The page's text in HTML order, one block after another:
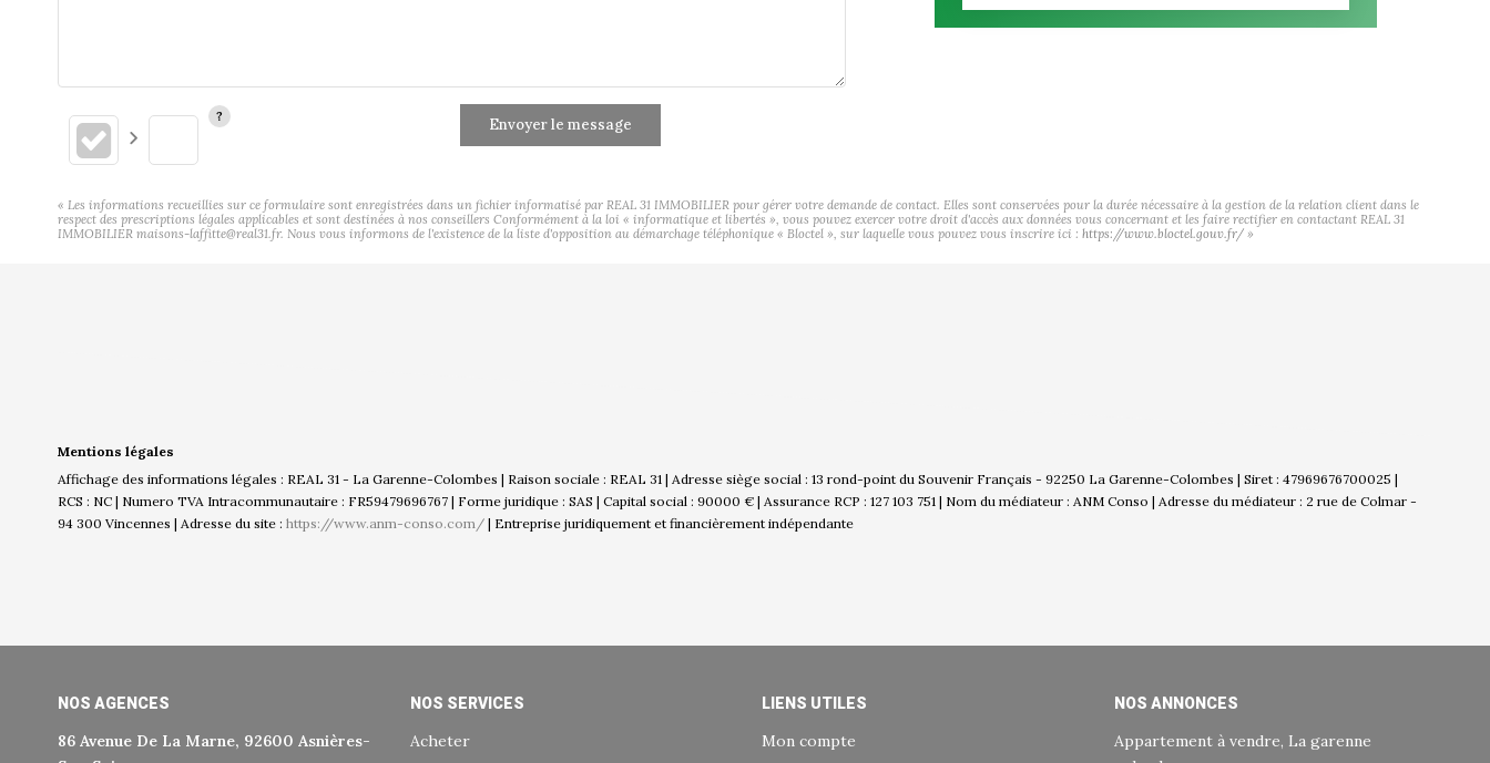
Envoyer le message
« Les informations recueillies sur ce formulaire sont enregistrées dans un fichier informatisé par REAL 31 IMMOBILIER pour gérer votre demande de contact. Elles sont conservées pour la durée nécessaire à la gestion de la relation client dans le
respect des prescriptions légales applicables et sont destinées à nos conseillers Conformément à la loi « informatique et libertés », vous pouvez exercer votre droit d'accès aux données vous concernant et les faire rectifier en contactant REAL 31
IMMOBILIER maisons-laffitte@real31.fr. Nous vous informons de l'existence de la liste d'opposition au démarchage téléphonique « Bloctel », sur laquelle vous pouvez vous inscrire ici : https://www.bloctel.gouv.fr/ »
Mentions légales
Affichage des informations légales : REAL 31 - La Garenne-Colombes | Raison sociale : REAL 31 | Adresse siège social : 13 rond-point du Souvenir Français - 92250 La Garenne-Colombes | Siret : 47969676700025 |
RCS : NC | Numero TVA Intracommunautaire : FR59479696767 | Forme juridique : SAS | Capital social : 90000 € | Assurance RCP : 127 103 751 | Nom du médiateur : ANM Conso | Adresse du médiateur : 2 rue de Colmar -
94 300 Vincennes | Adresse du site : https://www.anm-conso.com/ | Entreprise juridiquement et financièrement indépendante
NOS AGENCES
86 Avenue De La Marne, 92600 Asnières-
NOS SERVICES
Acheter
LIENS UTILES
Mon compte
NOS ANNONCES
Appartement à vendre, La garenne